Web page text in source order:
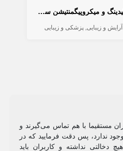
مرکز تخصصی میکروبلیدینگ و میکروپیگمنتیشن سمیرا یغمائی
و زیبایی پزشکی و زیبایی
مستقیما با هم تماس می‌گیرند و
ندارد، پس دقت فرمایید که در
دخالتی نداشته و کاربران باید